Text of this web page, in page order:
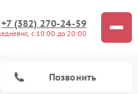
+7 (382) 270-24-59
с 10:00 до 20:00
Позвонить